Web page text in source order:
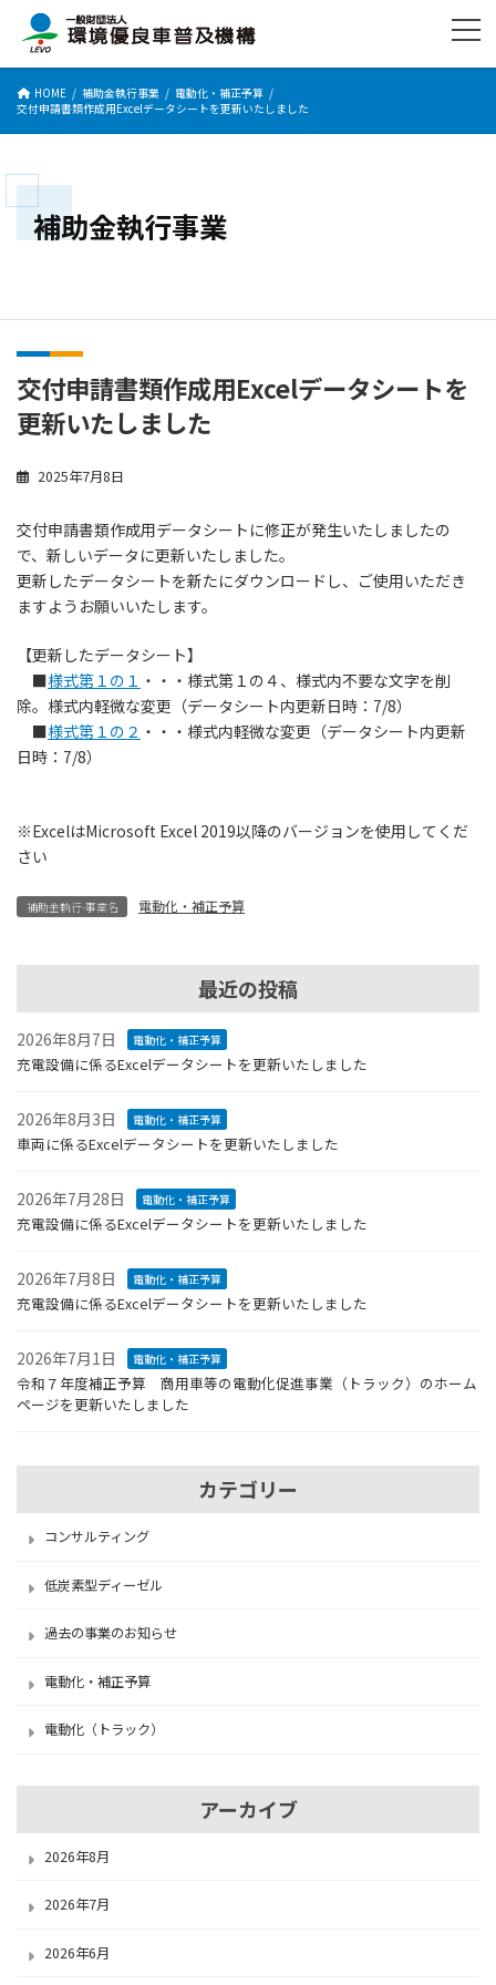
プ
動
HOME 補助金執行事業
電動化・補正予算
交付申請書類作成用Excelデータシートを更新いたしました
補助金執行事業
交付申請書類作成用Excelデータシートを
更新いたしました
2025年7月8日
交付申請書類作成用データシートに修正が発生いたしましたの
で、新しいデータに更新いたしました。
更新したデータシートを新たにダウンロードし、ご使用いただき
ますようお願いいたします。
【更新したデータシート】
■様式第１の１ ・・・様式第１の４、様式内不要な文字を削
除。様式内軽微な変更（データシート内更新日時：7/8）
■様式第１の２ ・・・様式内軽微な変更（データシート内更新
日時：7/8）
※ExcelはMicrosoft Excel 2019以降のバージョンを使用してくだ
さい
補助金執行-事業名 電動化・補正予算
最近の投稿
2026年8月7日 電動化・補正予算
充電設備に係るExcelデータシートを更新いたしました
2026年8月3日 電動化・補正予算
車両に係るExcelデータシートを更新いたしました
2026年7月28日 電動化・補正予算
充電設備に係るExcelデータシートを更新いたしました
2026年7月8日 電動化・補正予算
充電設備に係るExcelデータシートを更新いたしました
2026年7月1日 電動化・補正予算
令和７年度補正予算 商用車等の電動化促進事業（トラック）のホーム
ページを更新いたしました
カテゴリー
コンサルティング
低炭素型ディーゼル
過去の事業のお知らせ
電動化・補正予算
電動化（トラック）
アーカイブ
2026年8月
2026年7月
2026年6月